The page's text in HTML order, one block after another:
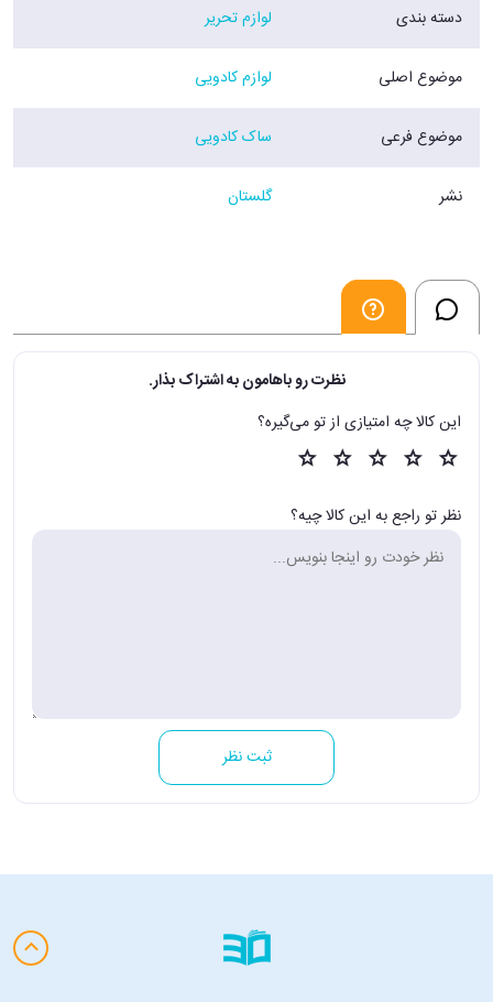
دسته بندی لوازم تحریر
موضوع اصلی لوازم کادویی
موضوع فرعی ساک کادویی
نشر گلستان
نظرت رو باهامون به اشتراک بذار.
این کالا چه امتیازی از تو می‌گیره؟
نظر تو راجع به این کالا چیه؟
ثبت نظر